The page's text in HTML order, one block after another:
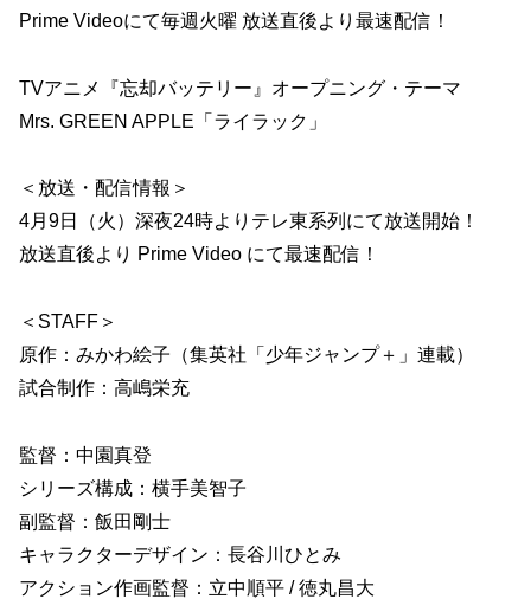
Prime Videoにて毎週火曜 放送直後より最速配信！
TVアニメ『忘却バッテリー』オープニング・テーマ
Mrs. GREEN APPLE「ライラック」
＜放送・配信情報＞
4月9日（火）深夜24時よりテレ東系列にて放送開始！
放送直後より Prime Video にて最速配信！
＜STAFF＞
原作：みかわ絵子（集英社「少年ジャンプ＋」連載）
試合制作：高嶋栄充
監督：中園真登
シリーズ構成：横手美智子
副監督：飯田剛士
キャラクターデザイン：長谷川ひとみ
アクション作画監督：立中順平 / 徳丸昌大